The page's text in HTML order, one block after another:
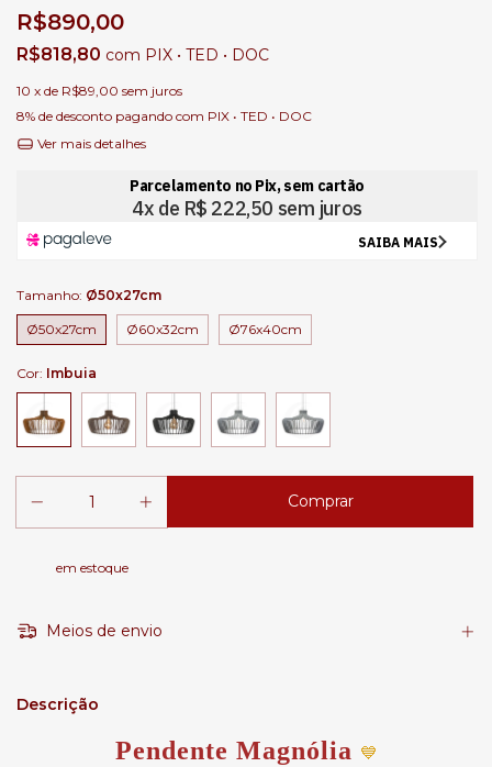
R$890,00
R$818,80 com PIX • TED • DOC
10 x de R$89,00 sem juros
8% de desconto pagando com PIX • TED • DOC
Ver mais detalhes
Tamanho: Ø50x27cm
Ø50x27cm Ø60x32cm Ø76x40cm
Cor: Imbuia
em estoque
Meios de envio
Descrição
Pendente Magnólia 💙